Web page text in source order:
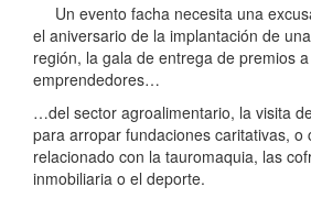
Un evento facha necesita una
el aniversario de la implantación de
región, la gala de entrega de premios
emprendedores…
…del sector agroalimentario, la visita
para arropar fundaciones caritativas, o
relacionado con la tauromaquia, las
inmobiliaria o el deporte.